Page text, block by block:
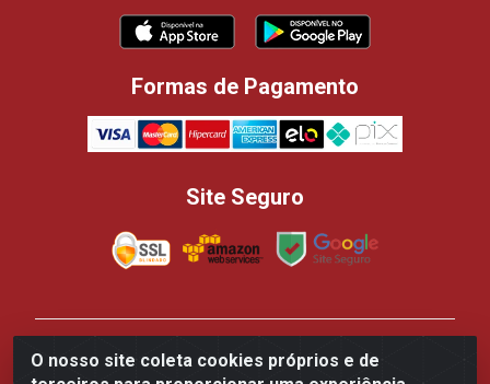
O nosso site coleta cookies próprios e de
Formas de Pagamento
Site Seguro
Casa dos Panificadores Disppan Distribuidora de
Produtos Para Panificação - Rua Beija-flor Vermelho,